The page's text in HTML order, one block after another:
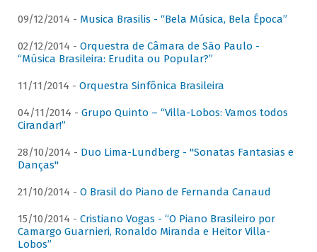
09/12/2014 - Musica Brasilis - “Bela Música, Bela Época”
02/12/2014 - Orquestra de Câmara de São Paulo -
“Música Brasileira: Erudita ou Popular?”
11/11/2014 - Orquestra Sinfônica Brasileira
04/11/2014 - Grupo Quinto – “Villa-Lobos: Vamos todos
Cirandar!”
28/10/2014 - Duo Lima-Lundberg - "Sonatas Fantasias e
Danças"
21/10/2014 - O Brasil do Piano de Fernanda Canaud
15/10/2014 - Cristiano Vogas - “O Piano Brasileiro por
Camargo Guarnieri, Ronaldo Miranda e Heitor Villa-
Lobos”